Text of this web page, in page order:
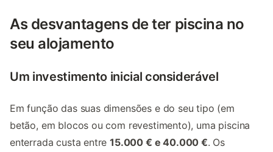
As desvantagens de ter piscina no
seu alojamento
Um investimento inicial considerável
Em função das suas dimensões e do seu tipo (em
betão, em blocos ou com revestimento), uma piscina
enterrada custa entre15.000 € e 40.000 €. Os